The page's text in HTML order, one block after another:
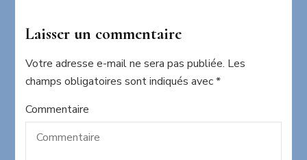
Laisser un commentaire
Votre adresse e-mail ne sera pas publiée. Les
champs obligatoires sont indiqués avec*
Commentaire